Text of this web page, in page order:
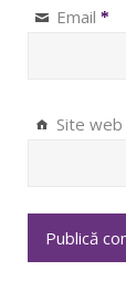
Email *
Site web